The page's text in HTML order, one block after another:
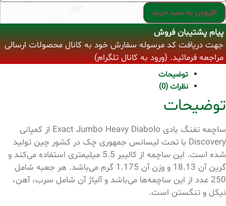
جامبو
هوی
دیابلو
کالیبر
5.5
عدد
افزودن به سبد خرید
پیام پشتیبان فروش
جهت دریافت کد مرسوله سفارش خود به کانال محصولات ارسالی
مراجعه فرمائید. (ورود به کانال تلگرام)
توضیحات
نظرات (0)
توضیحات
ساچمه تفنگ بادی Exact Jumbo Heavy Diabolo از کمپانی
Discovery با تحت لیسانس جمهوری چک در کشور چین تولید
شده است. این ساچمه از کالیبر 5.5 میلیمتری استفاده می‌کند و
گرین آن 18.13 و وزن آن 1.175 گرم می‌باشد. هر جعبه شامل
250 عدد از این ساچمه‌ها می‌باشد و آلیاژ آن شامل سرب، آهن،
نیکل و تنگستن است.